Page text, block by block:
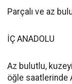
Parçalı ve az
İÇ ANADOLU
Az bulutlu,
öğle saatlerinde